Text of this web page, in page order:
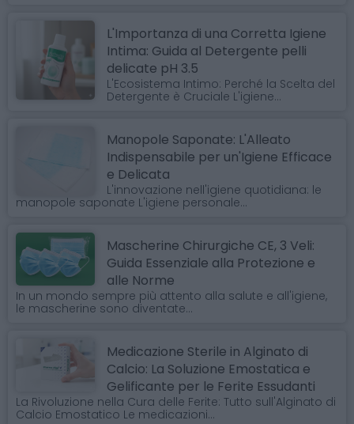
L'Importanza di una Corretta Igiene
Intima: Guida al Detergente pelli
delicate pH 3.5
L'Ecosistema Intimo: Perché la Scelta del
Detergente è Cruciale L'igiene...
Manopole Saponate: L'Alleato
Indispensabile per un'Igiene Efficace
e Delicata
L'innovazione nell'igiene quotidiana: le
manopole saponate L'igiene personale...
Mascherine Chirurgiche CE, 3 Veli:
Guida Essenziale alla Protezione e
alle Norme
In un mondo sempre più attento alla salute e all'igiene,
le mascherine sono diventate...
Medicazione Sterile in Alginato di
Calcio: La Soluzione Emostatica e
Gelificante per le Ferite Essudanti
La Rivoluzione nella Cura delle Ferite: Tutto sull'Alginato di
Calcio Emostatico Le medicazioni...